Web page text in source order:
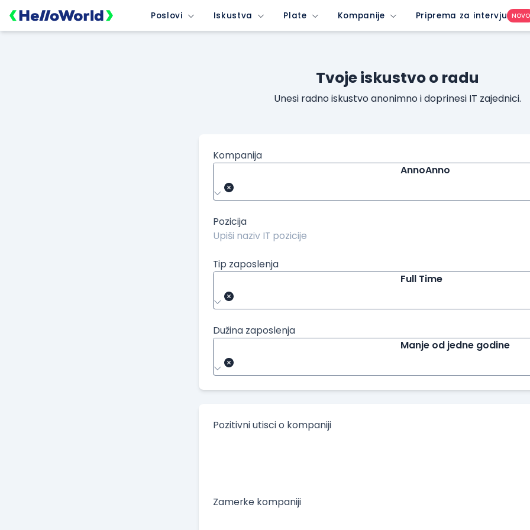
Poslovi Iskustva Plate Kompanije Priprema za intervju NOVO
Tvoje iskustvo o radu
Unesi radno iskustvo anonimno i doprinesi IT zajednici.
Kompanija
AnnoAnno
Pozicija
Tip zaposlenja
Full Time
Dužina zaposlenja
Manje od jedne godine
Pozitivni utisci o kompaniji
Zamerke kompaniji